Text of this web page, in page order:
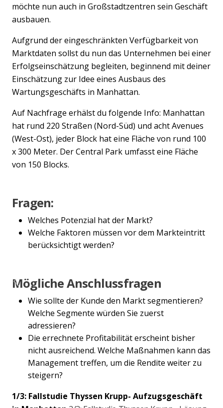
Previous
möchte nun auch in Großstadtzentren sein Geschäft
ausbauen.
Aufgrund der eingeschränkten Verfügbarkeit von
Marktdaten sollst du nun das Unternehmen bei einer
Erfolgseinschätzung begleiten, beginnend mit deiner
Einschätzung zur Idee eines Ausbaus des
Wartungsgeschäfts in Manhattan.
Auf Nachfrage erhälst du folgende Info: Manhattan
hat rund 220 Straßen (Nord-Süd) und acht Avenues
(West-Ost), jeder Block hat eine Fläche von rund 100
x 300 Meter. Der Central Park umfasst eine Fläche
von 150 Blocks.
Fragen:
Welches Potenzial hat der Markt?
Welche Faktoren müssen vor dem Markteintritt
berücksichtigt werden?
Mögliche Anschlussfragen
Wie sollte der Kunde den Markt segmentieren?
Welche Segmente würden Sie zuerst
adressieren?
Die errechnete Profitabilität erscheint bisher
nicht ausreichend. Welche Maßnahmen kann das
Management treffen, um die Rendite weiter zu
steigern?
1/3: Fallstudie Thyssen Krupp- Aufzugsgeschäft